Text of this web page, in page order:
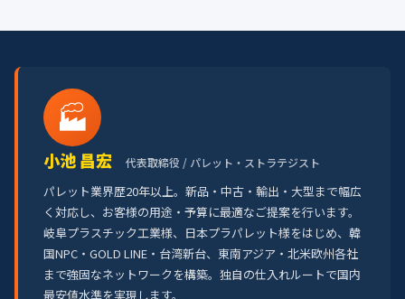
🏭
小池 昌宏 代表取締役 / パレット・ストラテジスト
パレット業界歴20年以上。新品・中古・輸出・大型まで幅広
く対応し、お客様の用途・予算に最適なご提案を行います。
岐阜プラスチック工業様、日本プラパレット様をはじめ、韓
国NPC・GOLD LINE・台湾新台、東南アジア・北米欧州各社
まで強固なネットワークを構築。独自の仕入れルートで国内
最安値水準を実現します。